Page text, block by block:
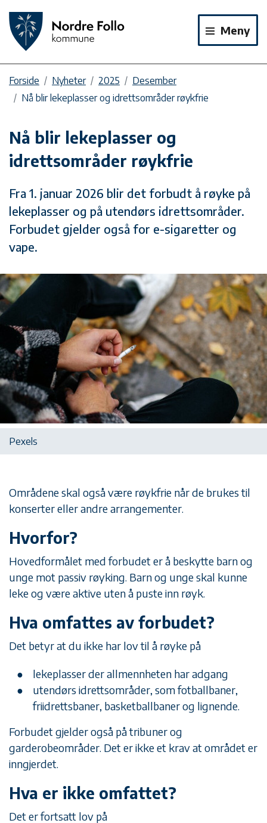
Meny
Forside Nyheter 2025
Desember
Nå blir lekeplasser og idrettsområder røykfrie
Nå blir lekeplasser og
idrettsområder røykfrie
Fra 1. januar 2026 blir det forbudt å røyke på
lekeplasser og på utendørs idrettsområder.
Forbudet gjelder også for e-sigaretter og
vape.
Pexels
Områdene skal også være røykfrie når de brukes til
konserter eller andre arrangementer.
Hvorfor?
Hovedformålet med forbudet er å beskytte barn og
unge mot passiv røyking. Barn og unge skal kunne
leke og være aktive uten å puste inn røyk.
Hva omfattes av forbudet?
Det betyr at du ikke har lov til å røyke på
lekeplasser der allmennheten har adgang
utendørs idrettsområder, som fotballbaner,
friidrettsbaner, basketballbaner og lignende.
Forbudet gjelder også på tribuner og
garderobeområder. Det er ikke et krav at området er
inngjerdet.
Hva er ikke omfattet?
Det er fortsatt lov på